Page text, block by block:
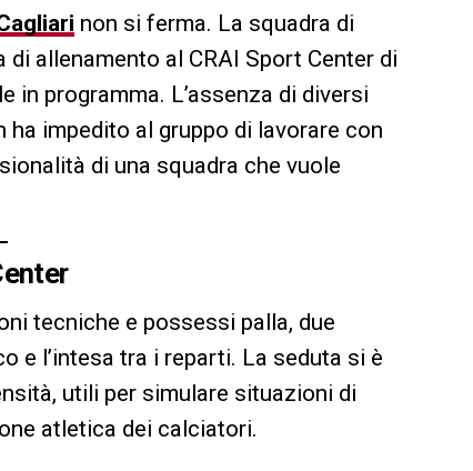
non si ferma. La squadra di
allenamento al CRAI Sport Center di
in programma. L’assenza di diversi
impedito al gruppo di lavorare con
di una squadra che vuole
tecniche e possessi palla, due
e l’intesa tra i reparti. La seduta si è
utili per simulare situazioni di
atletica dei calciatori.